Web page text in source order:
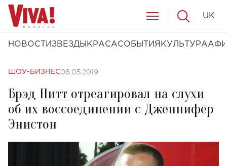
НОВОСТИ ЗВЕЗДЫ КРАСАСОБЫТИЯ КУЛЬТУРА
UK
ШОУ-БИЗНЕС08.05.2019
Брэд Питт отреагировал на слухи
об их воссоединении с Дженнифер
Энистон